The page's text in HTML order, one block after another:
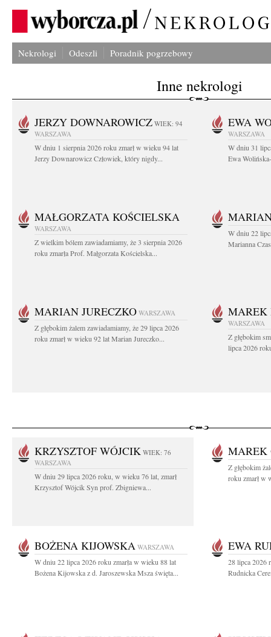
Nekrologi Odeszli Poradnik pogrzebowy
Inne nekrologi
JERZY DOWNAROWICZ WIEK: 94
WARSZAWA
W dniu 1 sierpnia 2026 roku zmarł w wieku 94 lat
Jerzy Downarowicz Człowiek, który nigdy...
EWA
WARSZAWA
W dniu 31
Ewa
MAŁGORZATA KOŚCIELSKA
WARSZAWA
Z wielkim bólem zawiadamiamy, że 3 sierpnia 2026
roku zmarła Prof. Małgorzata Kościelska...
W dniu 22
Marianna
MARIAN JURECZKO WARSZAWA
Z głębokim żalem zawiadamiamy, że 29 lipca 2026
roku zmarł w wieku 92 lat Marian Jureczko...
MAREK
WARSZAWA
Z głębokim
lipca 2026
KRZYSZTOF WÓJCIK WIEK: 76
WARSZAWA
W dniu 29 lipca 2026 roku, w wieku 76 lat, zmarł
Krzysztof Wójcik Syn prof. Zbigniewa...
MAREK
Z głębokim
roku zmarł w
BOŻENA KIJOWSKA WARSZAWA
W dniu 22 lipca 2026 roku zmarła w wieku 88 lat
Bożena Kijowska z d. Jaroszewska Msza święta...
EWA
28 lipca 2026
Rudnicka